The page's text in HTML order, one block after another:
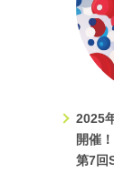
SSIの2022年の
した。ぜひご
イベント
第5回SSIシン
い」未来の社会
2025
開催！
第7回